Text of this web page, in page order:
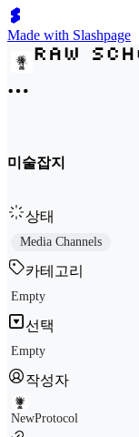
Made with Slashpage
미술잡지
상태
Media Channels
카테고리
Empty
선택
Empty
작성자
NewProtocol